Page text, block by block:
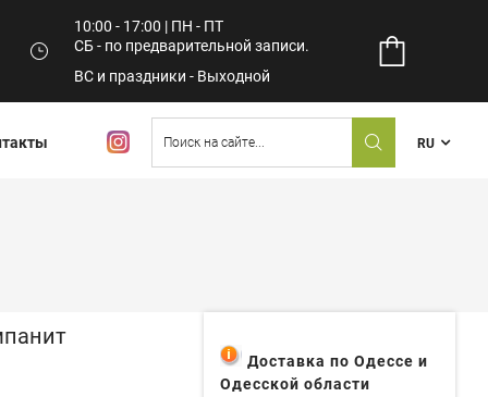
10:00 - 17:00 | ПН - ПТ
СБ - по предварительной записи.
ВС и праздники - Выходной
RU
Доставка по Одессе и
Одесской области